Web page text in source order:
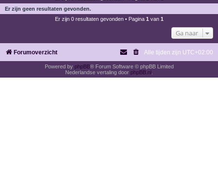
Er zijn geen resultaten gevonden.
Er zijn 0 resultaten gevonden • Pagina 1van 1
Ga naar
Forumoverzicht Alle tijden zijn UTC+02:00
Powered by phpBB® Forum Software © phpBB Limited
Nederlandse vertaling door phpBB.nl .